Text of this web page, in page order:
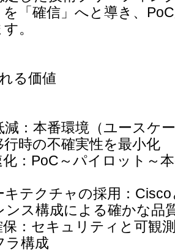
「確信」へと導き、
。
る価値
：本番環境（ユースケ
時の不確実性を最小化
：PoC～パイロット～
テクチャの採用：
ンス構成による確かな品
：セキュリティと可観
ラ構成